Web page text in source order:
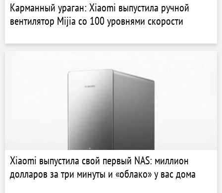
Карманный ураган: Xiaomi выпустила ручной
вентилятор Mijia со 100 уровнями скорости
Xiaomi выпустила свой первый NAS: миллион
долларов за три минуты и «облако» у вас дома